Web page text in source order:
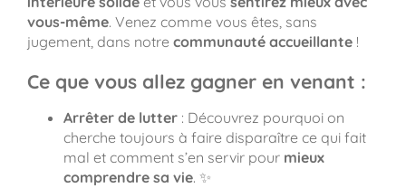
vous-même. Venez comme vous êtes, sans
jugement, dans notre communauté accueillante!
Ce que vous allez gagner en venant :
Arrêter de lutter: Découvrez pourquoi on
cherche toujours à faire disparaître ce qui fait
mal et comment s’en servir pour mieux
comprendre sa vie. ✨